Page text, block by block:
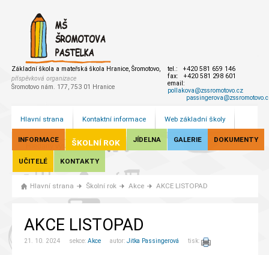
Základní škola a mateřská škola Hranice, Šromotovo,
příspěvková organizace
Šromotovo nám. 177, 753 01 Hranice
tel.: +420 581 659 146
fax: +420 581 298 601
email:
pollakova@zssromotovo.cz
Hlavní strana Kontaktní informace Web základní školy
INFORMACE ŠKOLNÍ ROK JÍDELNA GALERIE DOKUMENTY
UČITELÉ KONTAKTY
Hlavní strana Školní rok Akce AKCE LISTOPAD
AKCE LISTOPAD
21. 10. 2024 sekce: Akce autor: Jitka Passingerová tisk: